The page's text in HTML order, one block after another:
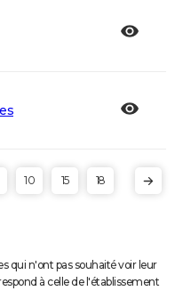
10 15 18
qui n'ont pas souhaité voir leur
à celle de l'établissement